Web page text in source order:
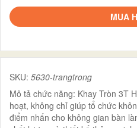
MUA
SKU: 5630-trangtrong
Mô tả chức năng: Khay Tròn 3T
hoạt, không chỉ giúp tổ chức
điểm nhấn cho không gian bàn